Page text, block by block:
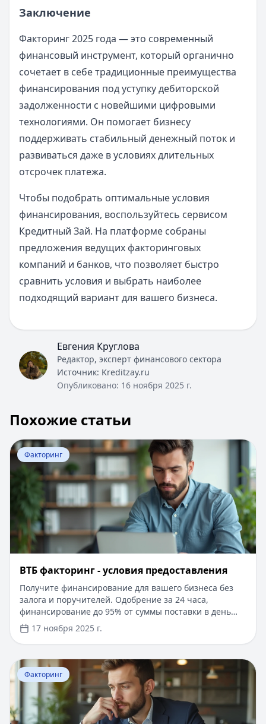
Заключение
Факторинг 2025 года — это современный
финансовый инструмент, который органично
сочетает в себе традиционные преимущества
финансирования под уступку дебиторской
задолженности с новейшими цифровыми
технологиями. Он помогает бизнесу
поддерживать стабильный денежный поток и
развиваться даже в условиях длительных
отсрочек платежа.
Чтобы подобрать оптимальные условия
финансирования, воспользуйтесь сервисом
Кредитный Зай. На платформе собраны
предложения ведущих факторинговых
компаний и банков, что позволяет быстро
сравнить условия и выбрать наиболее
подходящий вариант для вашего бизнеса.
Евгения Круглова
Редактор, эксперт финансового сектора
Источник: Kreditzay.ru
Опубликовано: 16 ноября 2025 г.
Похожие статьи
Перейти к статье:ВТБ факторинг - условия
Факторинг
ВТБ факторинг - условия предоставления
Получите финансирование для вашего бизнеса без
залога и поручителей. Одобрение за 24 часа,
финансирование до 95% от суммы поставки в день
обращения. Минимальный пакет документов, онлайн-
оформление через личный кабинет. Индивидуальные
условия для каждого клиента, возможность получения
средств от 1 миллиона рублей. Удобное управление
через мобильное приложение, электронный
документооборот и автоматическая интеграция с
учетными системами.
17 ноября 2025 г.
Перейти к статье:​Факторинг проводки
Факторинг